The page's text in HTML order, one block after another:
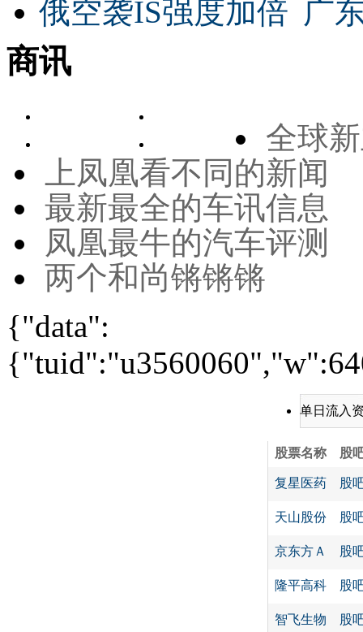
俄空袭IS强度加倍 广
商讯
全球
上凤凰看不同的新闻
最新最全的车讯信息
凤凰最牛的汽车评测
两个和尚锵锵锵
{"data":
单日流入
股票名称 股
复星医药 股
天山股份 股
京东方Ａ 股
隆平高科 股
智飞生物 股